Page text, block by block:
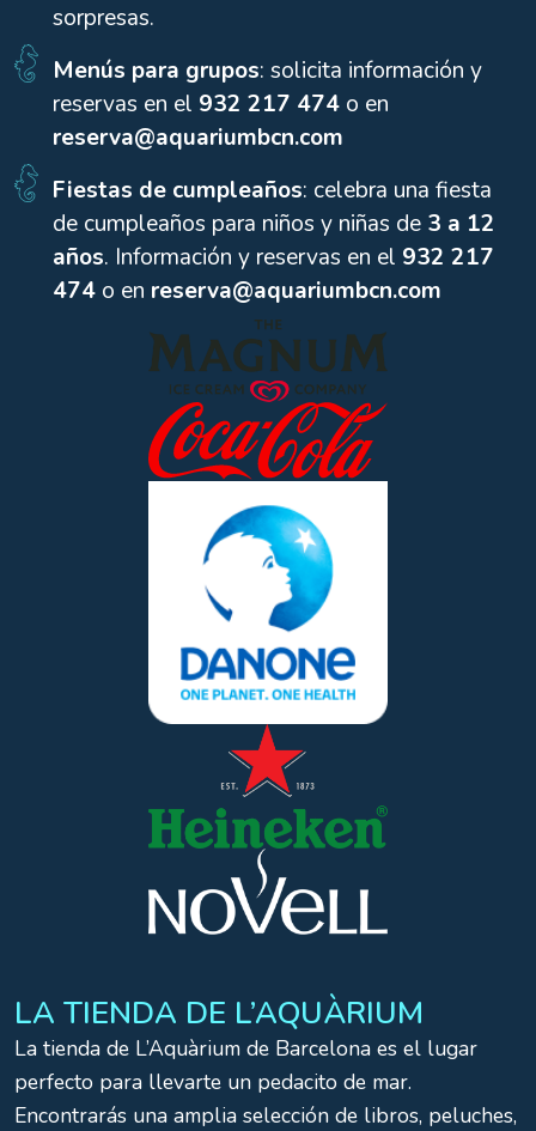
sorpresas.
Menús para grupos: solicita información y
reservas en el 932 217 474 o en
reserva@aquariumbcn.com
Fiestas de cumpleaños: celebra una fiesta
de cumpleaños para niños y niñas de 3 a 12
años. Información y reservas en el 932 217
474 o en reserva@aquariumbcn.com
LA TIENDA DE L’AQUÀRIUM
La tienda de L’Aquàrium de Barcelona es el lugar
perfecto para llevarte un pedacito de mar.
Encontrarás una amplia selección de libros, peluches,